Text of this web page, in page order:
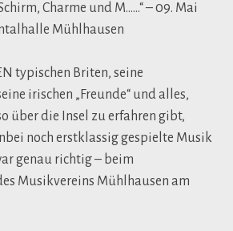
Charme und M……“ – 09. Mai
Mühlhausen
typischen Briten, seine
irischen „Freunde“ und alles,
über die Insel zu erfahren gibt,
noch erstklassig gespielte Musik
genau richtig – beim
Musikvereins Mühlhausen am